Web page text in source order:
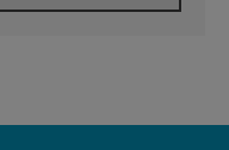
de la Madre